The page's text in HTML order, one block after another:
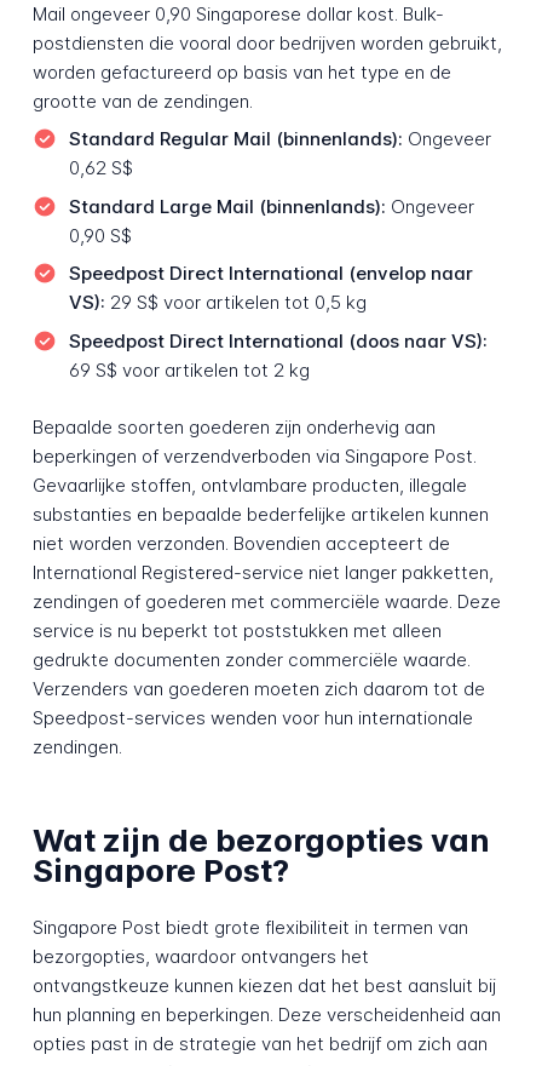
Mail ongeveer 0,90 Singaporese dollar kost. Bulk-
postdiensten die vooral door bedrijven worden gebruikt,
worden gefactureerd op basis van het type en de
grootte van de zendingen.
Standard Regular Mail (binnenlands): Ongeveer
0,62 S$
Standard Large Mail (binnenlands): Ongeveer
0,90 S$
Speedpost Direct International (envelop naar
VS): 29 S$ voor artikelen tot 0,5 kg
Speedpost Direct International (doos naar VS):
69 S$ voor artikelen tot 2 kg
Bepaalde soorten goederen zijn onderhevig aan
beperkingen of verzendverboden via Singapore Post.
Gevaarlijke stoffen, ontvlambare producten, illegale
substanties en bepaalde bederfelijke artikelen kunnen
niet worden verzonden. Bovendien accepteert de
International Registered-service niet langer pakketten,
zendingen of goederen met commerciële waarde. Deze
service is nu beperkt tot poststukken met alleen
gedrukte documenten zonder commerciële waarde.
Verzenders van goederen moeten zich daarom tot de
Speedpost-services wenden voor hun internationale
zendingen.
Wat zijn de bezorgopties van
Singapore Post?
Singapore Post biedt grote flexibiliteit in termen van
bezorgopties, waardoor ontvangers het
ontvangstkeuze kunnen kiezen dat het best aansluit bij
hun planning en beperkingen. Deze verscheidenheid aan
opties past in de strategie van het bedrijf om zich aan